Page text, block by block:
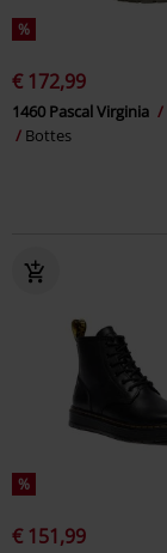
%
€ 172,99
1460 Pascal Virginia
Bottes
%
€ 151,99